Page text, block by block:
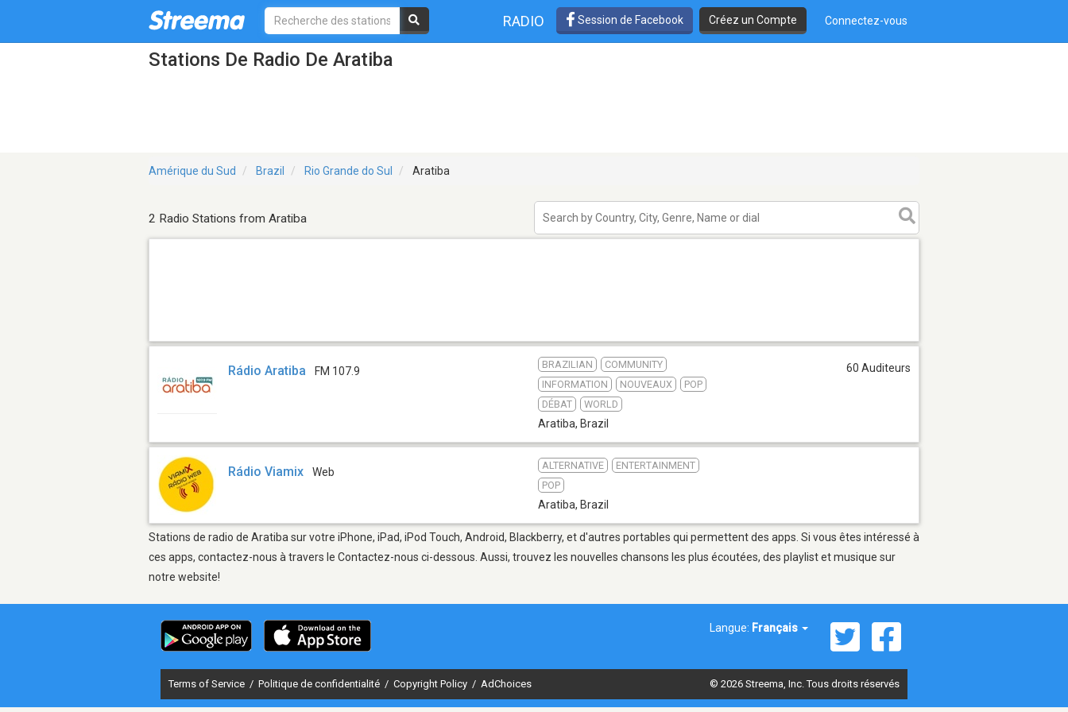
RADIO Session de Facebook Créez un Compte Connectez-vous
Stations De Radio De Aratiba
Amérique du Sud Brazil Rio Grande do Sul Aratiba
2 Radio Stations from Aratiba
Rádio Aratiba FM 107.9
BRAZILIAN
COMMUNITY
INFORMATION
NOUVEAUX
POP
DÉBAT
WORLD
Aratiba, Brazil
60 Auditeurs
Rádio Viamix Web
ALTERNATIVE
ENTERTAINMENT
POP
Aratiba, Brazil
Stations de radio de Aratiba sur votre iPhone, iPad, iPod Touch, Android, Blackberry, et d'autres portables qui permettent des apps. Si vous êtes intéressé à
ces apps, contactez-nous à travers le Contactez-nous ci-dessous. Aussi, trouvez les nouvelles chansons les plus écoutées, des playlist et musique sur
notre website!
Langue: Français
Terms of Service / Politique de confidentialité / Copyright Policy / AdChoices © 2026 Streema, Inc. Tous droits réservés